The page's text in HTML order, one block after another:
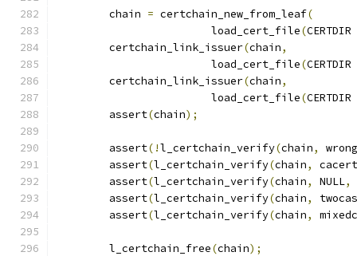
	chain
= certchain_new_from_leaf(
			load_cert_file
(CERTDIR
	certchain_link_issuer
(chain,
			load_cert_file
(CERTDIR
	certchain_link_issuer
(chain,
			load_cert_file
(CERTDIR
	assert
(chain);
	assert
(!l_certchain_verify(chain,
	assert
(l_certchain_verify(chain,
cacert
	assert
(l_certchain_verify(chain, NULL,
	assert
(l_certchain_verify(chain,
twocas
	assert
(l_certchain_verify(chain,
	l_certchain_free
(chain);